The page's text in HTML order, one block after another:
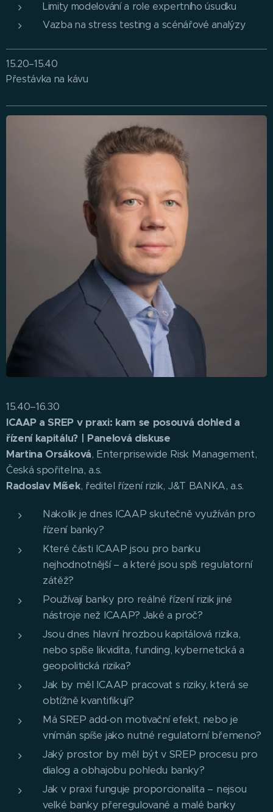
Limity modelování a role expertního úsudku
Vazba na stress testing a scénářové analýzy
15.20–15.40
Přestávka na kávu
15.40–16.30
ICAAP a SREP v praxi: kam se posouvá dohled a
řízení kapitálu? | Panelová diskuse
Martina Orsáková, Enterprisewide Risk Management,
Česká spořitelna, a.s.
Radoslav Míšek, ředitel řízení rizik, J&T BANKA, a.s.
Nakolik je dnes ICAAP skutečně využíván pro
řízení banky?
Které části ICAAP jsou pro banku
nejhodnotnější – a které jsou spíš regulatorní
zátěž?
Používají banky pro reálné řízení rizik jiné
nástroje než ICAAP? Jaké a proč?
Jsou dnes hlavní hrozbou kapitálová rizika,
nebo spíše likvidita, funding, kybernetická a
geopolitická rizika?
Jak by měl ICAAP pracovat s riziky, která se
obtížně kvantifikují?
Má SREP add-on motivační efekt, nebo je
vnímán spíše jako nutné regulatorní břemeno?
Jaký prostor by měl být v SREP procesu pro
dialog a obhajobu pohledu banky?
Jak v praxi funguje proporcionalita – nejsou
velké banky přeregulované a malé banky